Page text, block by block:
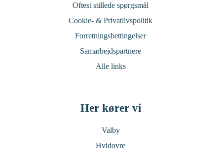
Oftest stillede spørgsmål
Cookie- & Privatlivspolitik
Forretningsbettingelser
Samarbejdspartnere
Alle links
Her kører vi
Valby
Hvidovre